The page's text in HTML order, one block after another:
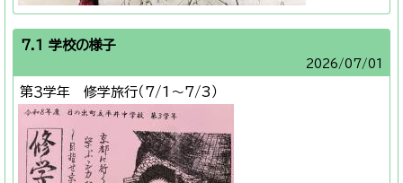
7.1 学校の様子
2026/07/01
第３学年 修学旅行（7/1～7/3）